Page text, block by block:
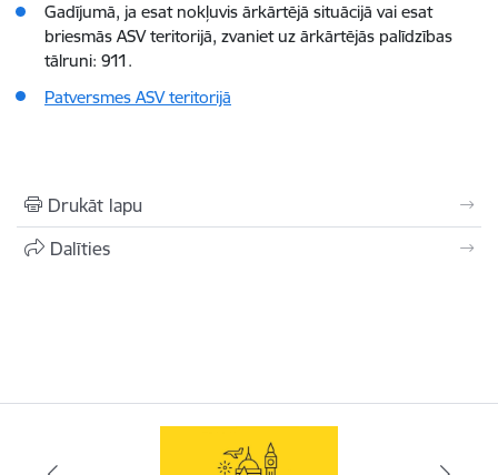
Gadījumā, ja esat nokļuvis ārkārtējā situācijā vai esat
briesmās ASV teritorijā, zvaniet uz ārkārtējās palīdzības
tālruni: 911.
Patversmes ASV teritorijā
Drukāt lapu
Dalīties